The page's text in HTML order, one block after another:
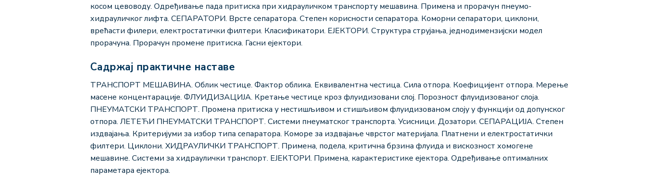
косом цевоводу. Одређивање пада притиска при хидрауличком транспорту мешавина. Примена и прорачун пнеумо-
хидрауличког лифта. СЕПАРАТОРИ. Врсте сепаратора. Степен корисности сепаратора. Коморни сепаратори, циклони,
врећасти филери, електростатички филтери. Класификатори. ЕЈЕКТОРИ. Структура струјања, једнодимензијски модел
прорачуна. Прорачун промене притиска. Гасни ејектори.
Садржај практичне наставе
ТРАНСПОРТ МЕШАВИНА. Облик честице. Фактор облика. Еквивалентна честица. Сила отпора. Коефицијент отпора. Мерење
масене концентарације. ФЛУИДИЗАЦИЈА. Кретање честице кроз флуидизовани слој. Порозност флуидизованог слоја.
ПНЕУМАТСКИ ТРАНСПОРТ. Промена притиска у нестишљивом и стишљивом флуидизованом слоју у функцији од допунског
отпора. ЛЕТЕЋИ ПНЕУМАТСКИ ТРАНСПОРТ. Системи пнеуматског транспорта. Усисници. Дозатори. СЕПАРАЦИЈА. Степен
издвајања. Критеријуми за избор типа сепаратора. Коморе за издвајање чврстог материјала. Платнени и електростатички
филтери. Циклони. ХИДРАУЛИЧКИ ТРАНСПОРТ. Примена, подела, критична брзина флуида и вискозност хомогене
мешавине. Системи за хидраулички транспорт. ЕЈЕКТОРИ. Примена, карактеристике ејектора. Одређивање оптималних
параметара ејектора.